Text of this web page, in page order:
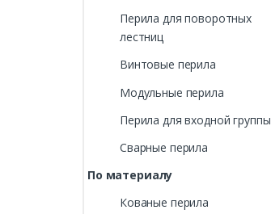
Перила для поворотных
лестниц
Винтовые перила
Модульные перила
Перила для входной группы
Сварные перила
По материалу
Кованые перила